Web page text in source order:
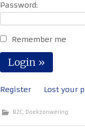
Password:
Remember me
Register Lost your
B2C, Doekzonwering